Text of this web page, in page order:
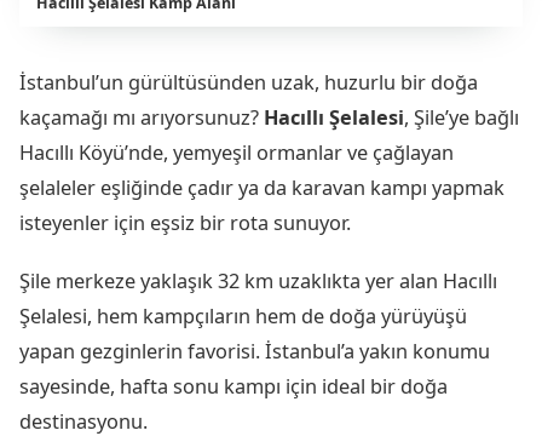
İstanbul’un gürültüsünden uzak, huzurlu bir doğa
kaçamağı mı arıyorsunuz? Hacıllı Şelalesi, Şile’ye bağlı
Hacıllı Köyü’nde, yemyeşil ormanlar ve çağlayan
şelaleler eşliğinde çadır ya da karavan kampı yapmak
isteyenler için eşsiz bir rota sunuyor.
Şile merkeze yaklaşık 32 km uzaklıkta yer alan Hacıllı
Şelalesi, hem kampçıların hem de doğa yürüyüşü
yapan gezginlerin favorisi. İstanbul’a yakın konumu
sayesinde, hafta sonu kampı için ideal bir doğa
destinasyonu.